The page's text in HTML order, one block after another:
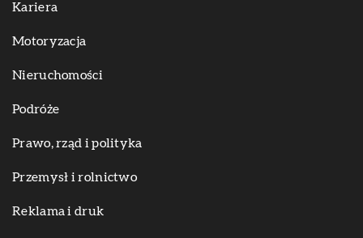
Kariera
Motoryzacja
Nieruchomości
Podróże
Prawo, rząd i polityka
Przemysł i rolnictwo
Reklama i druk